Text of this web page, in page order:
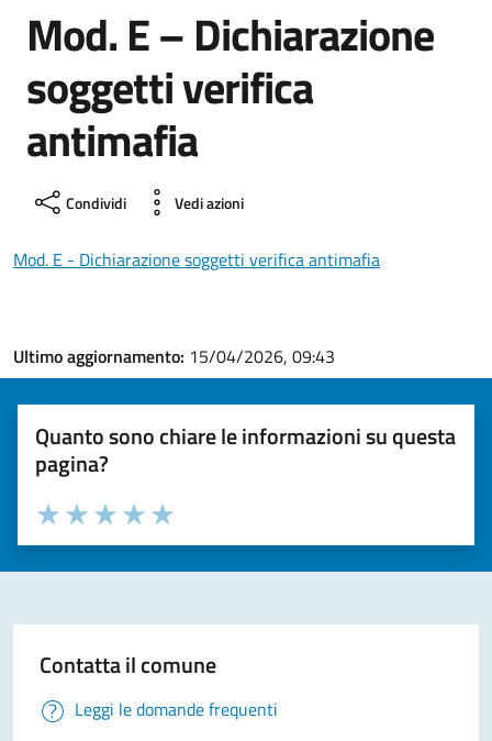
Mod. E – Dichiarazione
soggetti verifica
antimafia
Condividi Vedi azioni
Mod. E - Dichiarazione soggetti verifica antimafia
Ultimo aggiornamento: 15/04/2026, 09:43
Quanto sono chiare le informazioni su questa
pagina?
Valuta la chiarezza delle informazioni (da 1 a 5 stelle)
Seleziona il numero di stelle per valutare la chiarezza delle
Valuta 5 stelle su 5
Valuta 4 stelle su 5
Valuta 3 stelle su 5
Valuta 2 stelle su 5
Valuta 1 stelle su 5
Contatta il comune
Leggi le domande frequenti